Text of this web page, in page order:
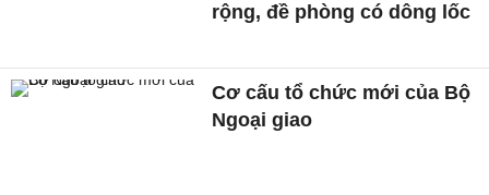
rộng, đề phòng có dông lốc
Cơ cấu tổ chức mới của Bộ
Ngoại giao